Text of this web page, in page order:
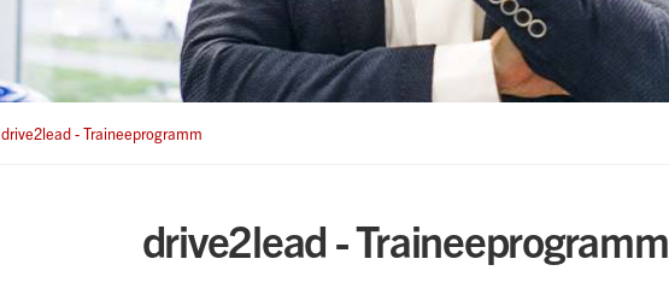
drive2lead - Traineeprogramm
drive2lead - Traineeprogramm